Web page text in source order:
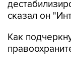
сказал он
Как